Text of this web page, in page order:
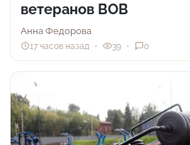
ветеранов ВОВ
Анна Федорова
17 часов назад 39 0